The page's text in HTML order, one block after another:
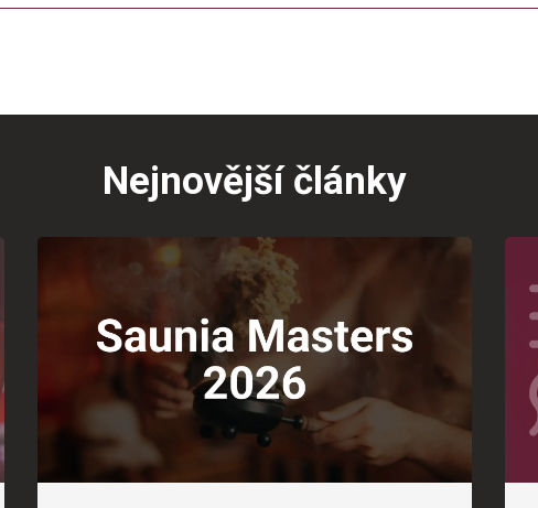
Nejnovější články